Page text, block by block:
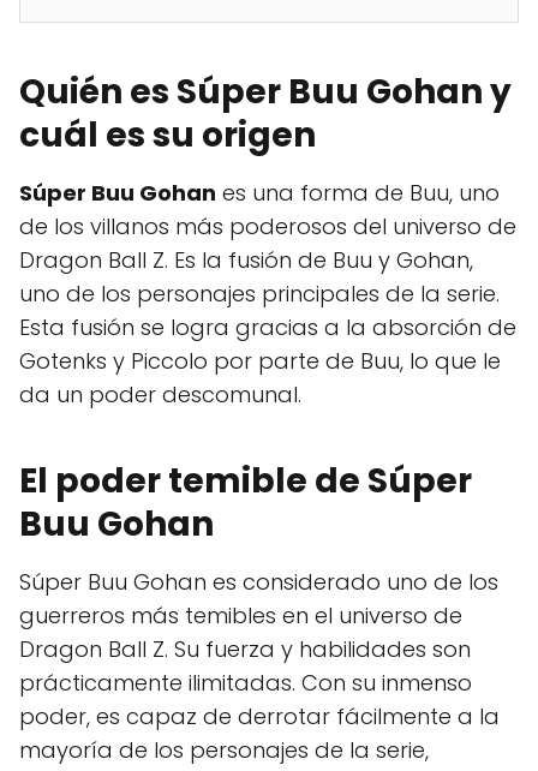
Quién es Súper Buu Gohan y
cuál es su origen
Súper Buu Gohan es una forma de Buu, uno
de los villanos más poderosos del universo de
Dragon Ball Z. Es la fusión de Buu y Gohan,
uno de los personajes principales de la serie.
Esta fusión se logra gracias a la absorción de
Gotenks y Piccolo por parte de Buu, lo que le
da un poder descomunal.
El poder temible de Súper
Buu Gohan
Súper Buu Gohan es considerado uno de los
guerreros más temibles en el universo de
Dragon Ball Z. Su fuerza y habilidades son
prácticamente ilimitadas. Con su inmenso
poder, es capaz de derrotar fácilmente a la
mayoría de los personajes de la serie,